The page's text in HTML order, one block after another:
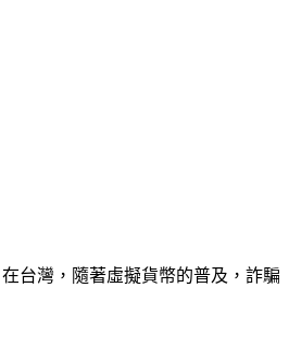
台灣，隨著虛擬貨幣的普及，詐騙